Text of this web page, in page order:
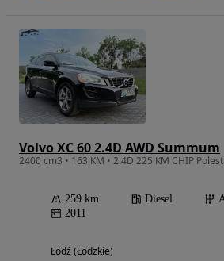
Volvo XC 60 2.4D AWD Summum
259 km Diesel
2011
Łódź (Łódzkie)